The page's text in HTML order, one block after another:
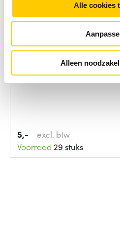
Alle cookies
Alleen
ACT Fiber optic SC-
adapter
5,-
excl. btw
Voorraad 29 stuks